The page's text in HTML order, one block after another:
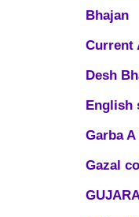
Bhajan
Current
Desh
English
Garba
Gazal